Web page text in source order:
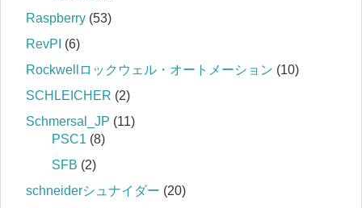
Raspberry (53)
RevPI (6)
Rockwellロックウェル・オートメーション (10)
SCHLEICHER (2)
Schmersal_JP (11)
PSC1 (8)
SFB (2)
schneiderシュナイダー (20)